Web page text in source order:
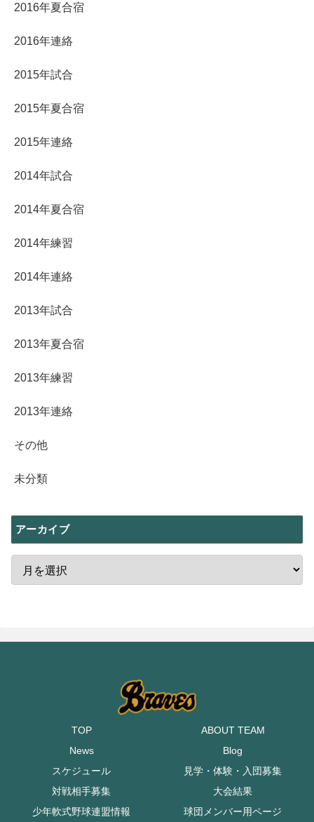
2016年夏合宿
2016年連絡
2015年試合
2015年夏合宿
2015年連絡
2014年試合
2014年夏合宿
2014年練習
2014年連絡
2013年試合
2013年夏合宿
2013年練習
2013年連絡
その他
未分類
アーカイブ
TOP
ABOUT TEAM
News
Blog
スケジュール
見学・体験・入団募集
対戦相手募集
大会結果
少年軟式野球連盟情報
球団メンバー用ページ